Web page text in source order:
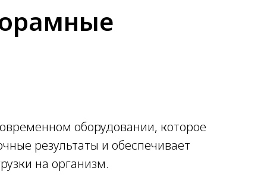
оборудовании, которое
результаты и обеспечивает
на организм.